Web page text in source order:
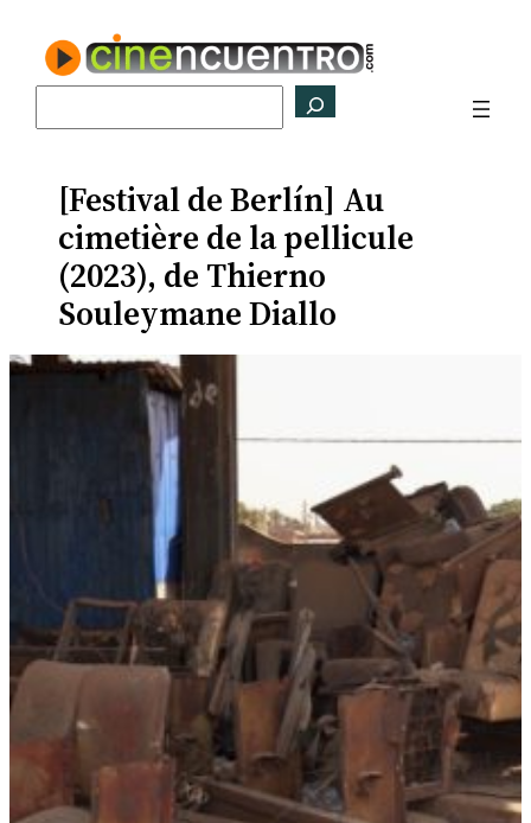
contenido
[Festival de Berlín] Au
cimetière de la pellicule
(2023), de Thierno
Souleymane Diallo